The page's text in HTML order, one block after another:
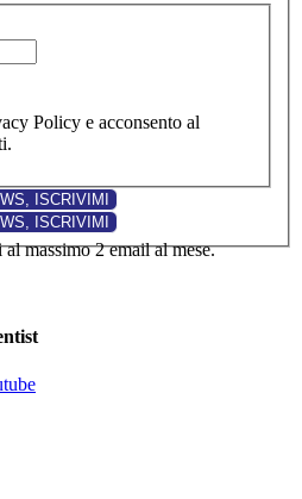
Policy e acconsento al
massimo 2 email al mese.